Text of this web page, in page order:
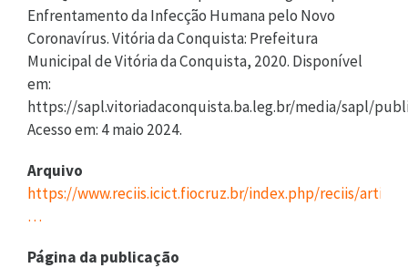
Arquivo
https://www.reciis.icict.fiocruz.br/index.php/reciis/
…
Página da publicação